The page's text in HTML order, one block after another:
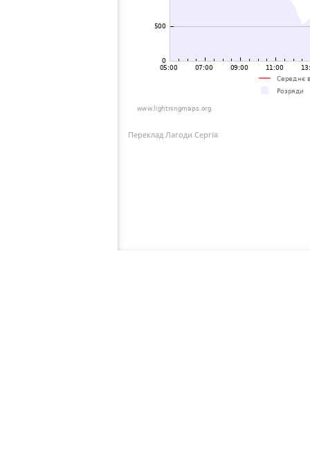
Переклад Лагоди Сергія